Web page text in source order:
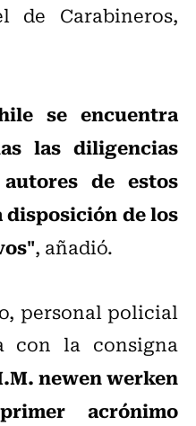
de Carabineros,
se encuentra
las diligencias
de estos
disposición de los
, añadió.
personal policial
con la consigna
newen werken
acrónimo